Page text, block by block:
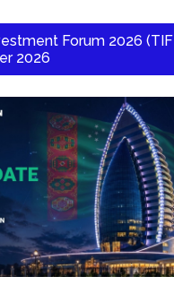
Forum 2026 (TIF
2026